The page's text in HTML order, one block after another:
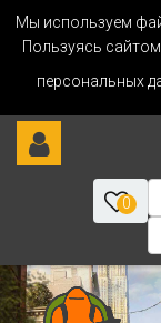
Мы используем
Пользуясь
персональных
0